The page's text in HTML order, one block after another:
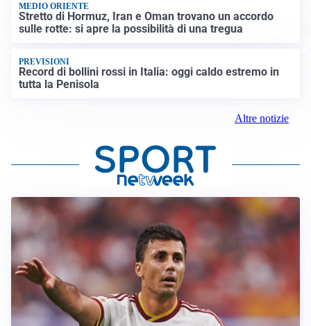
MEDIO ORIENTE
Stretto di Hormuz, Iran e Oman trovano un accordo
sulle rotte: si apre la possibilità di una tregua
PREVISIONI
Record di bollini rossi in Italia: oggi caldo estremo in
tutta la Penisola
Altre notizie